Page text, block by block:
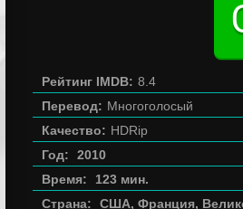
Рейтинг IMDB: 8.4
Перевод: Многоголосый
Качество: HDRip
Год:
2010
Время:
123 мин.
Страна:
США, Франция,